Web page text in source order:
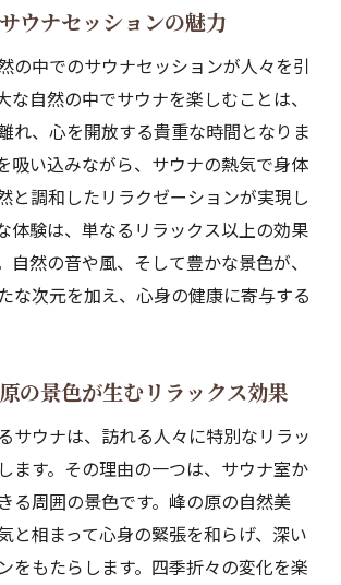
とサウナの相乗効果
セッションの健康促進効果
のサウナルーチンのすすめ
するサウナの魅力を探る
むサウナの独自性
育まれるサウナ文化
自然が共存する場の魅力
がサウナ体験を深める理由
好者が選ぶ峰の原の理由
を楽しむ峰の原サウナの醍醐味
熱と峰の原の冷気の絶妙なバラン
浴の効果を自然の中で体感
がもたらすクールダウン
気の循環で得られる健康効果
ウナセッションの魅力
の中でのサウナセッションが人々を引
な自然の中でサウナを楽しむことは、
れ、心を開放する貴重な時間となりま
吸い込みながら、サウナの熱気で身体
と調和したリラクゼーションが実現し
体験は、単なるリラックス以上の効果
自然の音や風、そして豊かな景色が、
な次元を加え、心身の健康に寄与する
の景色が生むリラックス効果
サウナは、訪れる人々に特別なリラッ
ます。その理由の一つは、サウナ室か
る周囲の景色です。峰の原の自然美
と相まって心身の緊張を和らげ、深い
をもたらします。四季折々の変化を楽